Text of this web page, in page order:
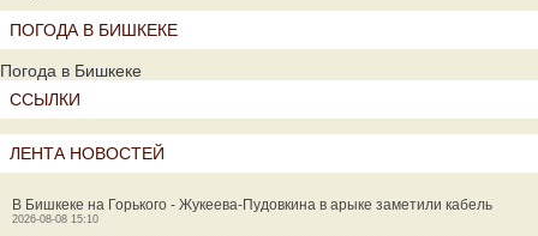
ПОГОДА В БИШКЕКЕ
Погода в Бишкеке
ССЫЛКИ
ЛЕНТА НОВОСТЕЙ
В Бишкеке на Горького - Жукеева-Пудовкина в арыке заметили кабель
2026-08-08 15:10